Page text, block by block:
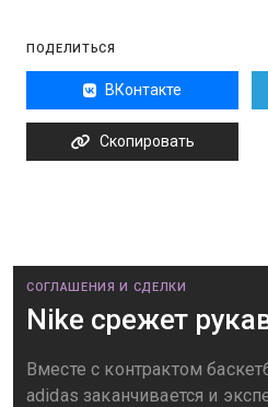
ПОДЕЛИТЬСЯ
ВКонтакте
Скопировать
СОГЛАШЕНИЯ И СДЕЛКИ
Nike срежет
Вместе с контрактом
adidas заканчивается и